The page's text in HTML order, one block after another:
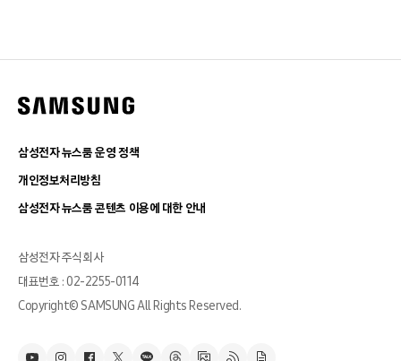
삼성전자 뉴스룸 운영 정책
개인정보처리방침
삼성전자 뉴스룸 콘텐츠 이용에 대한 안내
삼성전자 주식회사
대표번호 : 02-2255-0114
Copyright© SAMSUNG All Rights Reserved.